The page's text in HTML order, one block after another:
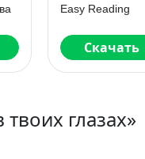
Easy Reading
Скачать
глазах»